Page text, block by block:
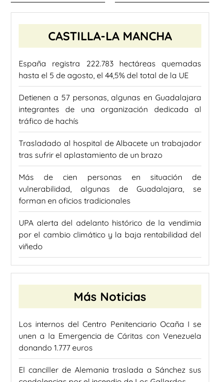
CASTILLA-LA MANCHA
España registra 222.783 hectáreas quemadas
hasta el 5 de agosto, el 44,5% del total de la UE
Detienen a 57 personas, algunas en Guadalajara
integrantes de una organización dedicada al
tráfico de hachís
Trasladado al hospital de Albacete un trabajador
tras sufrir el aplastamiento de un brazo
Más de cien personas en situación de
vulnerabilidad, algunas de Guadalajara, se
forman en oficios tradicionales
UPA alerta del adelanto histórico de la vendimia
por el cambio climático y la baja rentabilidad del
viñedo
Más Noticias
Los internos del Centro Penitenciario Ocaña I se
unen a la Emergencia de Cáritas con Venezuela
donando 1.777 euros
El canciller de Alemania traslada a Sánchez sus